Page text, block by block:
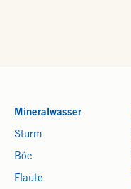
Mineralwasser
Sturm
Böe
Flaute